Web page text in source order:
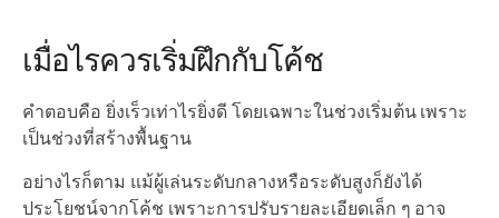
เมื่อไรควรเริ่มฝึกกับโค้ช
คำตอบคือ ยิ่งเร็วเท่าไรยิ่งดี โดยเฉพาะในช่วงเริ่มต้น เพราะ
เป็นช่วงที่สร้างพื้นฐาน
อย่างไรก็ตาม แม้ผู้เล่นระดับกลางหรือระดับสูงก็ยังได้
ประโยชน์จากโค้ช เพราะการปรับรายละเอียดเล็ก ๆ อาจ